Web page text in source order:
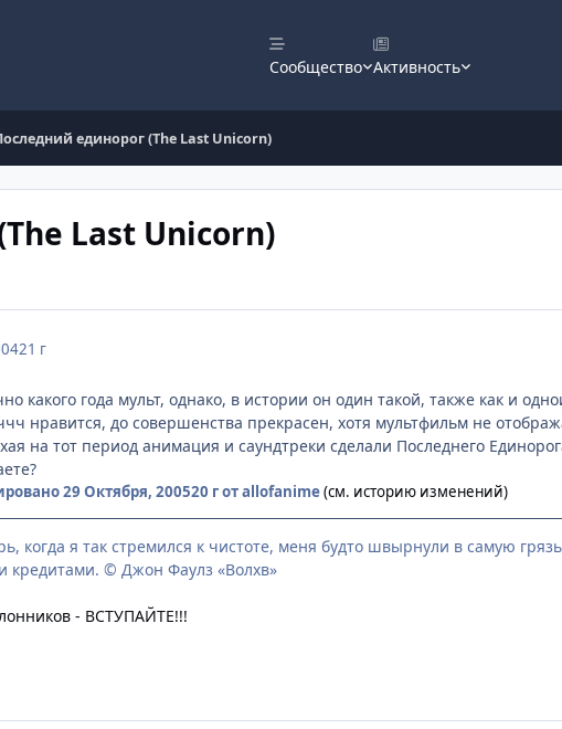
Сообщество Активность
единорог (The Last Unicorn)
Last Unicorn)
21 г
какого года мульт, однако, в истории он один такой, также как и
нравится, до совершенства прекрасен, хотя мультфильм не
на тот период анимация и саундтреки сделали Последнего
29 Октября, 200520 гот allofanime(см. историю изменений)
когда я так стремился к чистоте, меня будто швырнули в самую
кредитами. © Джон Фаулз «Волхв»
- ВСТУПАЙТЕ!!!